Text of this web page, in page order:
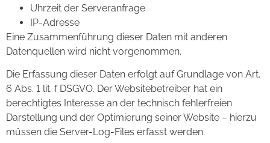
Uhrzeit der Serveranfrage
IP-Adresse
Eine Zusammenführung dieser Daten mit anderen
Datenquellen wird nicht vorgenommen.
Die Erfassung dieser Daten erfolgt auf Grundlage von Art.
6 Abs. 1 lit. f DSGVO. Der Websitebetreiber hat ein
berechtigtes Interesse an der technisch fehlerfreien
Darstellung und der Optimierung seiner Website – hierzu
müssen die Server-Log-Files erfasst werden.